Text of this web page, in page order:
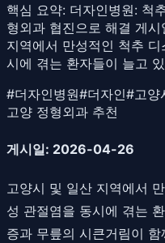
핵심 요약: 더자인병원: 척
형외과 협진으로 해결 게
지역에서 만성적인 척추
시에 겪는 환자들이 늘고
#더자인병원#더자인#고양
고양 정형외과 추천
게시일: 2026-04-26
고양시 및 일산 지역에서
성 관절염을 동시에 겪는
증과 무릎의 시큰거림이